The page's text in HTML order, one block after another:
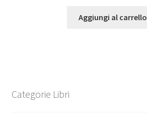
Aggiungi al carrello
Categorie Libri